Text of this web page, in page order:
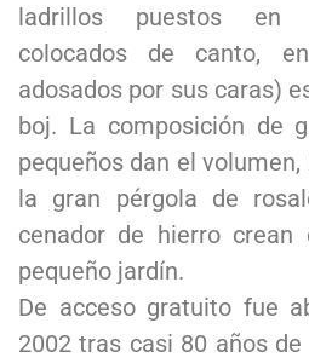
ladrillos puestos en
colocados de canto,
adosados por sus caras)
boj. La composición de
pequeños dan el
la gran pérgola de
cenador de hierro
pequeño jardín.
De acceso gratuito fue
2002 tras casi 80 años